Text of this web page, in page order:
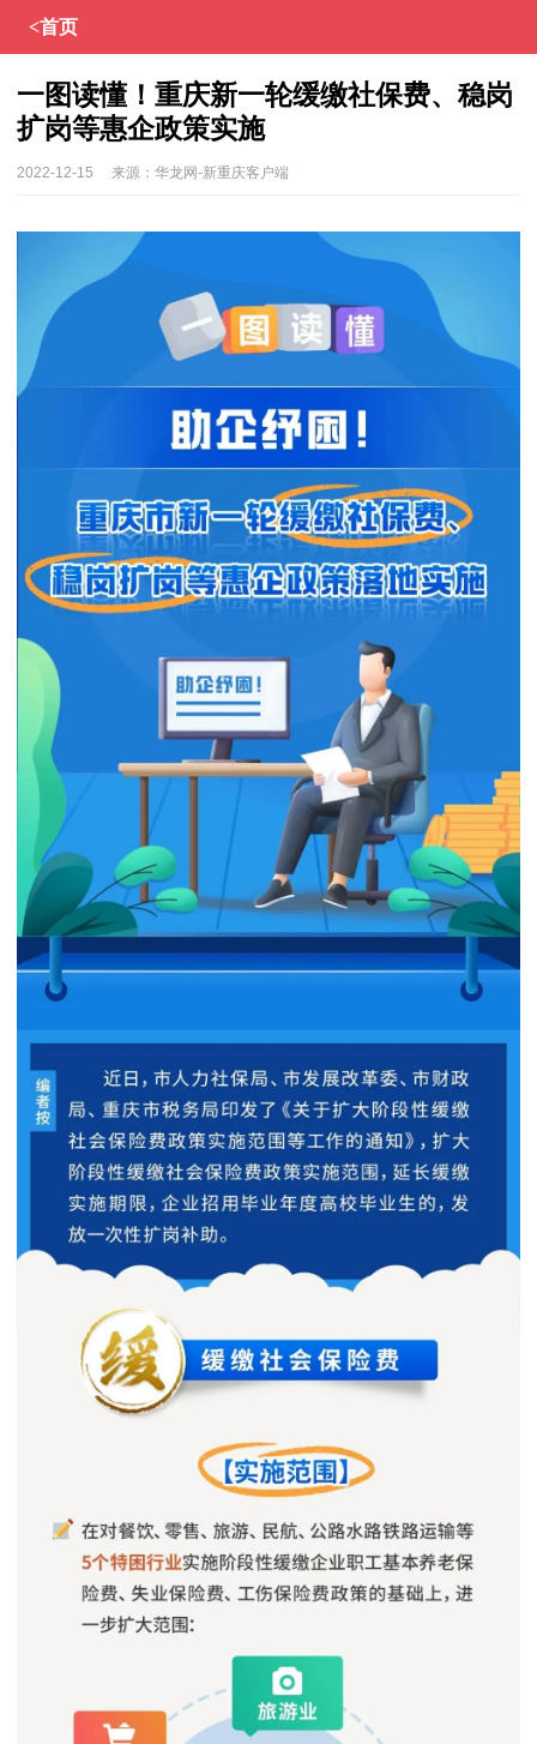
<首页
一图读懂！重庆新一轮缓缴社保费、稳岗
扩岗等惠企政策实施
来源： 华龙网-新重庆客户端
2022-12-15